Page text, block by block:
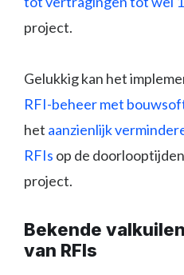
project.
Gelukkig kan het
RFI-beheer met
het aanzienlijk
RFIs op de
project.
Bekende
van RFIs